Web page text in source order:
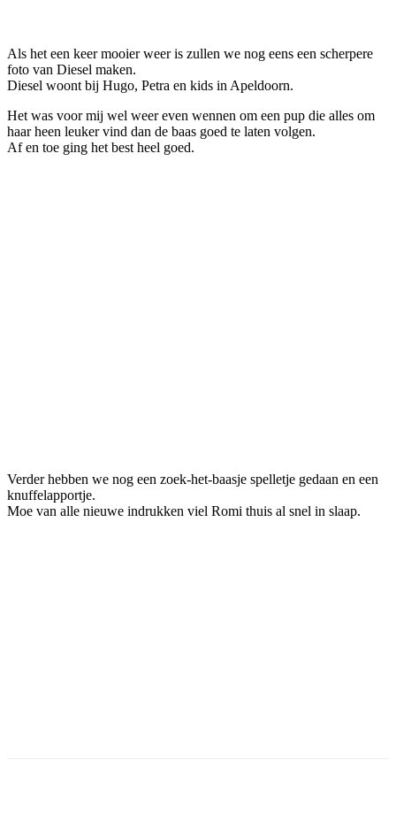
Als het een keer mooier weer is zullen we nog eens een scherpere
foto van Diesel maken.
Diesel woont bij Hugo, Petra en kids in Apeldoorn.
Het was voor mij wel weer even wennen om een pup die alles om
haar heen leuker vind dan de baas goed te laten volgen.
Af en toe ging het best heel goed.
Verder hebben we nog een zoek-het-baasje spelletje gedaan en een
knuffelapportje.
Moe van alle nieuwe indrukken viel Romi thuis al snel in slaap.